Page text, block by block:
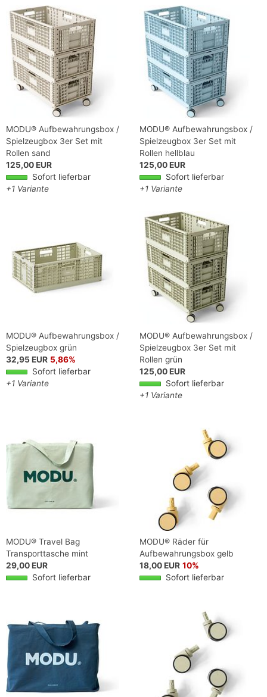
MODU® Aufbewahrungsbox /
Spielzeugbox 3er Set mit
Rollen sand
125,00 EUR
Sofort lieferbar
+1 Variante
MODU® Aufbewahrungsbox /
Spielzeugbox 3er Set mit
Rollen hellblau
125,00 EUR
Sofort lieferbar
+1 Variante
MODU® Aufbewahrungsbox /
Spielzeugbox grün
32,95 EUR 5,86%
Sofort lieferbar
+1 Variante
MODU® Aufbewahrungsbox /
Spielzeugbox 3er Set mit
Rollen grün
125,00 EUR
Sofort lieferbar
+1 Variante
MODU® Travel Bag
Transporttasche mint
29,00 EUR
Sofort lieferbar
MODU® Räder für
Aufbewahrungsbox gelb
18,00 EUR 10%
Sofort lieferbar